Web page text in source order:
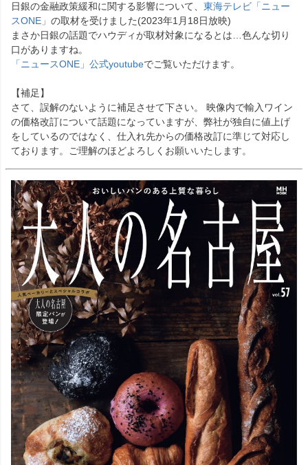
日銀の金融政策緩和に関する影響について、 東海テレビ「ニュー
スONE」 の取材を受けました(2023年1月18日放映)
まさか日銀の話題でハウディが取材対象になるとは…色んな切り
口がありますね。
「ニュースONE」公式youtubeでご覧いただけます。
【補足】
さて、誤解のないように補足させて下さい。 映像内で輸入ワイン
の価格改訂について話題になっていますが、弊社が独自に値上げ
をしているのではなく、仕入れ先からの価格改訂に準じて対応し
ております。ご理解のほどよろしくお願いいたします。